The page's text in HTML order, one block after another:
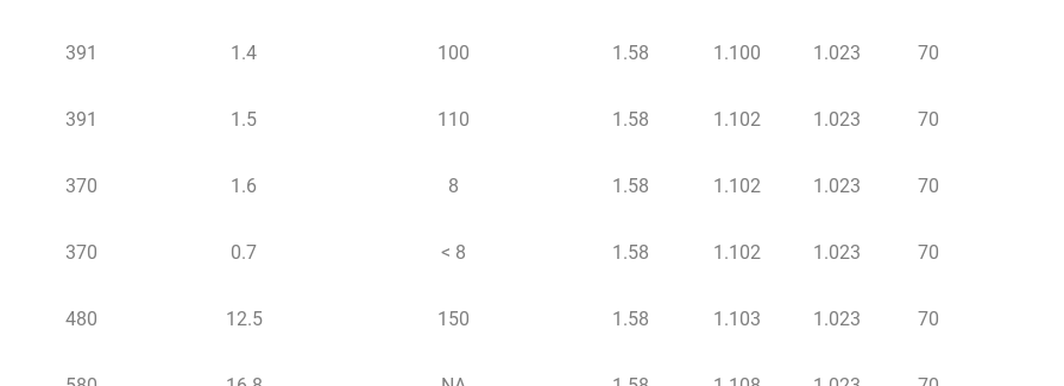
391 1.4 100 1.58 1.100 1.023 70
391 1.5 110 1.58 1.102 1.023 70
370 1.6 8 1.58 1.102 1.023 70
370 0.7 < 8 1.58 1.102 1.023 70
480 12.5 150 1.58 1.103 1.023 70